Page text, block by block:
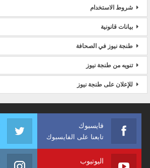
شروط الاستخدام
بيانات قانونية
طنجة نيوز في الصحافة
تنويه من طنجة نيوز
للإعلان على طنجة نيوز
فايسبوك
تابعنا على الفايسبوك
اليوتيوب